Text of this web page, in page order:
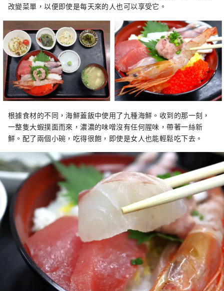
改變菜單，以便即使是每天來的人也可以享受它。
根據食材的不同，海鮮蓋飯中使用了九種海鮮。收到的那一刻，
一整隻大蝦撲面而來，濃濃的味噌沒有任何腥味，帶著一絲新
鮮。配了兩個小碗，吃得很飽，即使是女人也能輕鬆吃下去。